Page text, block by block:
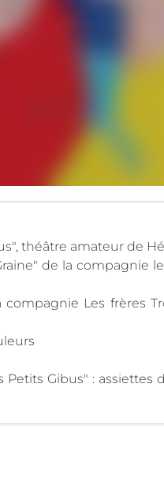
théâtre amateur de
de la compagnie
Les frères
Gibus" : assiettes